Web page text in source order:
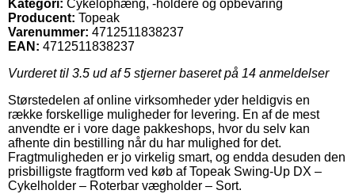
Kategori: Cykelophæng, -holdere og opbevaring
Producent: Topeak
Varenummer: 4712511838237
EAN: 4712511838237
Vurderet til 3.5 ud af 5 stjerner baseret på 14 anmeldelser
Størstedelen af online virksomheder yder heldigvis en
række forskellige muligheder for levering. En af de mest
anvendte er i vore dage pakkeshops, hvor du selv kan
afhente din bestilling når du har mulighed for det.
Fragtmuligheden er jo virkelig smart, og endda desuden den
prisbilligste fragtform ved køb af Topeak Swing-Up DX –
Cykelholder – Roterbar vægholder – Sort.